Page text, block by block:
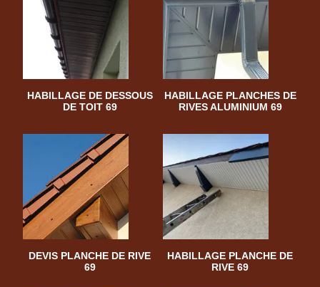
HABILLAGE DE DESSOUS
DE TOIT 69
HABILLAGE PLANCHES DE
RIVES ALUMINIUM 69
DEVIS PLANCHE DE RIVE
69
HABILLAGE PLANCHE DE
RIVE 69